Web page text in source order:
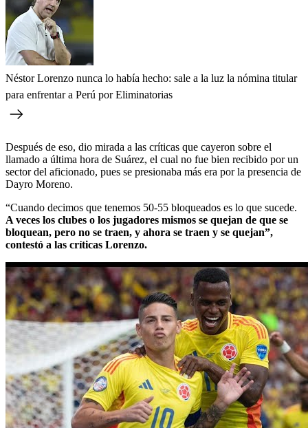
Néstor Lorenzo nunca lo había hecho: sale a la luz la nómina titular
para enfrentar a Perú por Eliminatorias
Después de eso, dio mirada a las críticas que cayeron sobre el
llamado a última hora de Suárez, el cual no fue bien recibido por un
sector del aficionado, pues se presionaba más era por la presencia de
Dayro Moreno.
“Cuando decimos que tenemos 50-55 bloqueados es lo que sucede.
A veces los clubes o los jugadores mismos se quejan de que se
bloquean, pero no se traen, y ahora se traen y se quejan”,
contestó a las críticas Lorenzo.